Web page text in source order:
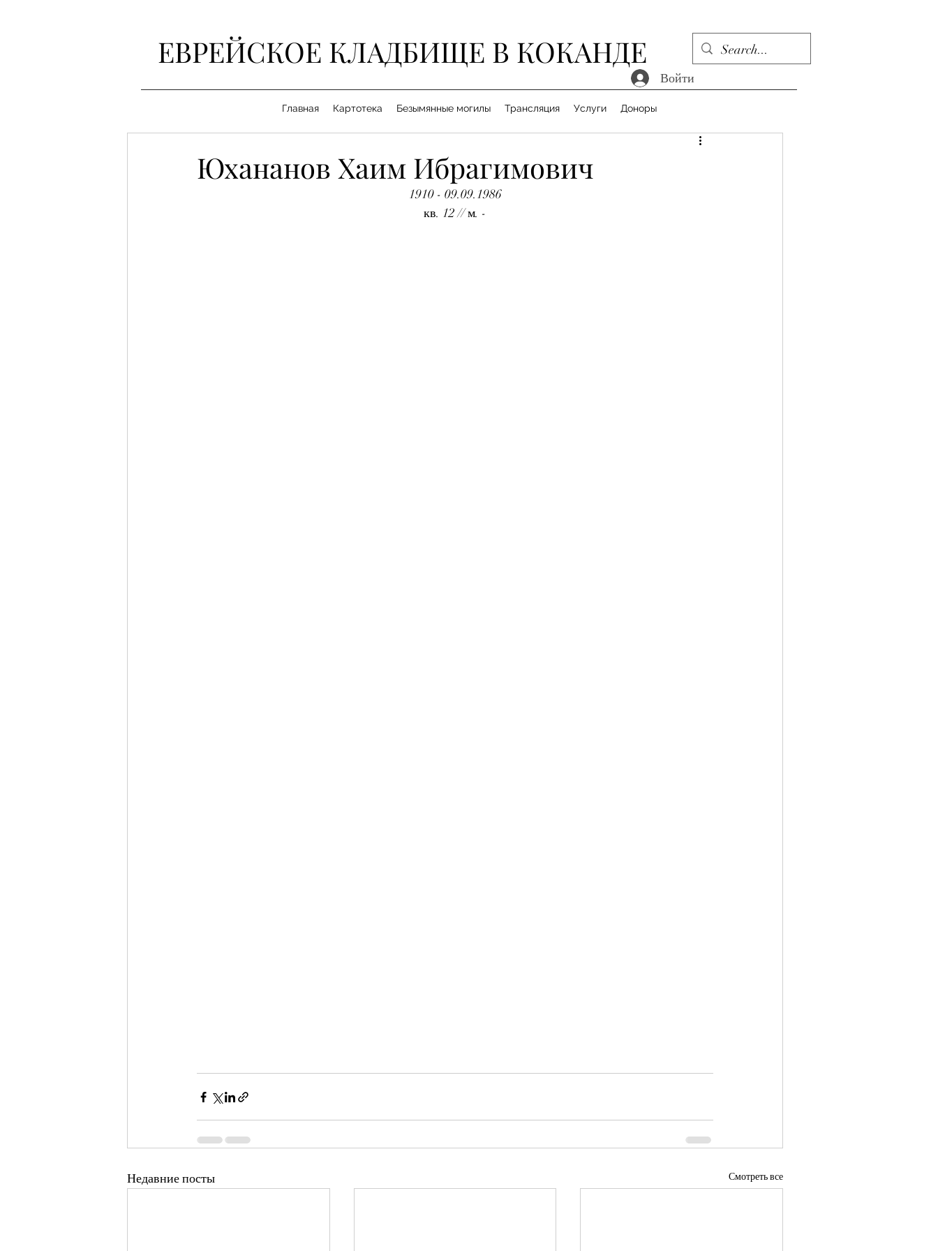
ЕВРЕЙСКОЕ КЛАДБИЩЕ В КОКАНДЕ
Войти
Главная Картотека Безымянные могилы Трансляция Услуги Доноры
Юхананов Хаим Ибрагимович
1910 - 09.09.1986
кв. 12 // м. -
Недавние посты Смотреть все